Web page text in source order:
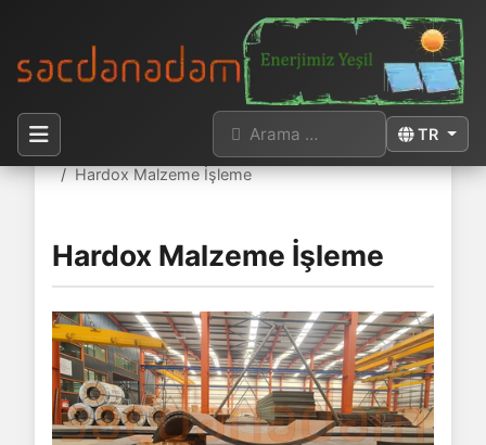
Dilinizi seçin
TR
Arama
Buradasınız:
Hardox Malzeme İşleme
Hardox Malzeme İşleme